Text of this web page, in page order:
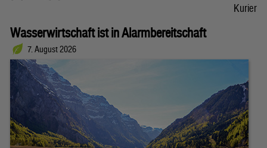
Kurier
Wasserwirtschaft ist in Alarmbereitschaft
7. August 2026